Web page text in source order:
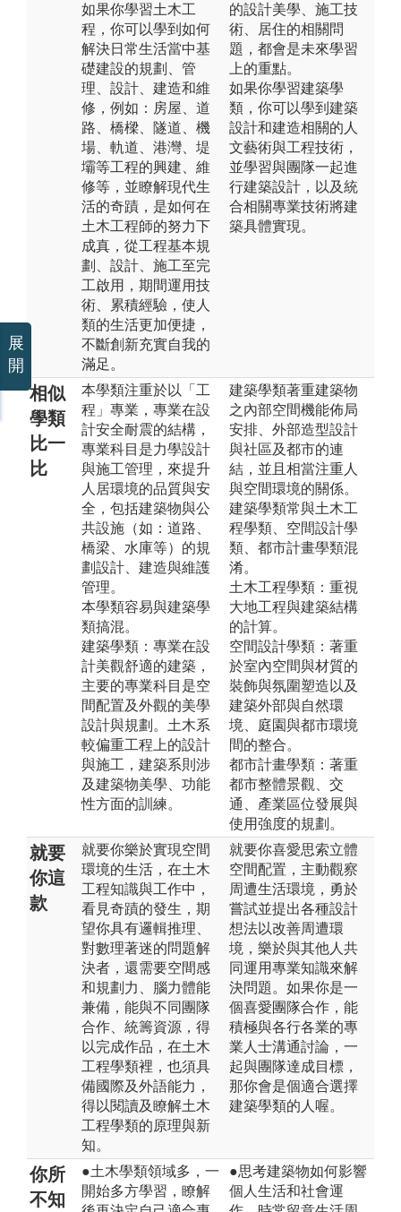
如果你學習土木工
程，你可以學到如何
解決日常生活當中基
礎建設的規劃、管
理、設計、建造和維
修，例如：房屋、道
路、橋樑、隧道、機
場、軌道、港灣、堤
壩等工程的興建、維
修等，並瞭解現代生
活的奇蹟，是如何在
土木工程師的努力下
成真，從工程基本規
劃、設計、施工至完
工啟用，期間運用技
術、累積經驗，使人
類的生活更加便捷，
不斷創新充實自我的
滿足。
的設計美學、施工技
術、居住的相關問
題，都會是未來學習
上的重點。
如果你學習建築學
類，你可以學到建築
設計和建造相關的人
文藝術與工程技術，
並學習與團隊一起進
行建築設計，以及統
合相關專業技術將建
築具體實現。
相似
學類
比一
比
本學類注重於以「工
程」專業，專業在設
計安全耐震的結構，
專業科目是力學設計
與施工管理，來提升
人居環境的品質與安
全，包括建築物與公
共設施（如：道路、
橋梁、水庫等）的規
劃設計、建造與維護
管理。
本學類容易與建築學
類搞混。
建築學類：專業在設
計美觀舒適的建築，
主要的專業科目是空
間配置及外觀的美學
設計與規劃。土木系
較偏重工程上的設計
與施工，建築系則涉
及建築物美學、功能
性方面的訓練。
建築學類著重建築物
之內部空間機能佈局
安排、外部造型設計
與社區及都市的連
結，並且相當注重人
與空間環境的關係。
建築學類常與土木工
程學類、空間設計學
類、都市計畫學類混
淆。
土木工程學類：重視
大地工程與建築結構
的計算。
空間設計學類：著重
於室內空間與材質的
裝飾與氛圍塑造以及
建築外部與自然環
境、庭園與都市環境
間的整合。
都市計畫學類：著重
都市整體景觀、交
通、產業區位發展與
使用強度的規劃。
就要
你這
款
就要你樂於實現空間
環境的生活，在土木
工程知識與工作中，
看見奇蹟的發生，期
望你具有邏輯推理、
對數理著迷的問題解
決者，還需要空間感
和規劃力、腦力體能
兼備，能與不同團隊
合作、統籌資源，得
以完成作品，在土木
工程學類裡，也須具
備國際及外語能力，
得以閱讀及瞭解土木
工程學類的原理與新
知。
就要你喜愛思索立體
空間配置，主動觀察
周遭生活環境，勇於
嘗試並提出各種設計
想法以改善周遭環
境，樂於與其他人共
同運用專業知識來解
決問題。如果你是一
個喜愛團隊合作，能
積極與各行各業的專
業人士溝通討論，一
起與團隊達成目標，
那你會是個適合選擇
建築學類的人喔。
你所
不知
●土木學類領域多，一
開始多方學習，瞭解
●思考建築物如何影響
個人生活和社會運
展
開